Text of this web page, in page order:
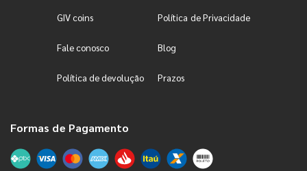
GIV coins Política de Privacidade
Fale conosco Blog
Política de devolução Prazos
Formas de Pagamento